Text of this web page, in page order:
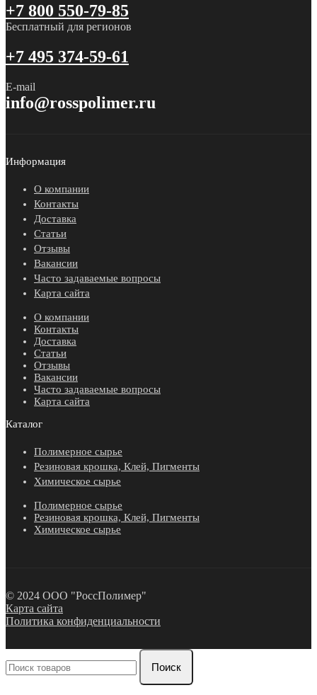
+7 800 550-79-85
Бесплатный для регионов
+7 495 374-59-61
E-mail
info@rosspolimer.ru
Информация
О компании
Контакты
Доставка
Статьи
Отзывы
Вакансии
Часто задаваемые вопросы
Карта сайта
О компании
Контакты
Доставка
Статьи
Отзывы
Вакансии
Часто задаваемые вопросы
Карта сайта
Каталог
Полимерное сырье
Резиновая крошка, Клей, Пигменты
Химическое сырье
Полимерное сырье
Резиновая крошка, Клей, Пигменты
Химическое сырье
© 2024 ООО "РоссПолимер"
Карта сайта
Политика конфиденциальности
Поиск